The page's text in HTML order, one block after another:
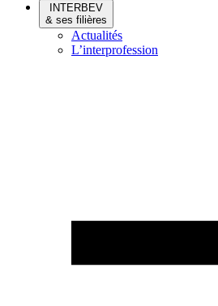
INTERBEV
& ses filières
Actualités
L’interprofession